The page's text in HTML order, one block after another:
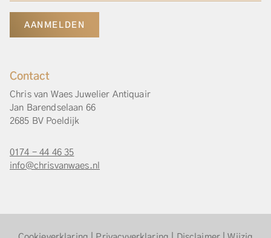
AANMELDEN
Contact
Chris van Waes Juwelier Antiquair
Jan Barendselaan 66
2685 BV Poeldijk
0174 - 44 46 35
info@chrisvanwaes.nl